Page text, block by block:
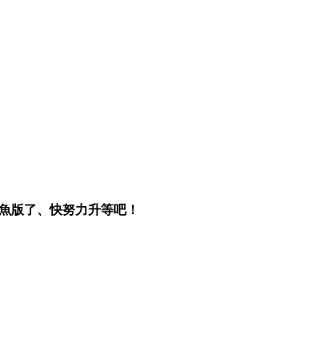
版了、快努力升等吧！